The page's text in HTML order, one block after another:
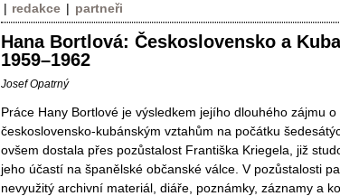
| redakce | partneři
Hana Bortlová: Československo a
1959–1962
Josef Opatrný
Práce Hany Bortlové je výsledkem jejího dlouhého zájmu
československo-kubánským vztahům na počátku
ovšem dostala přes pozůstalost Františka Kriegela, již
jeho účastí na španělské občanské válce. V pozůstalosti
nevyužitý archivní materiál, diáře, poznámky, záznamy a